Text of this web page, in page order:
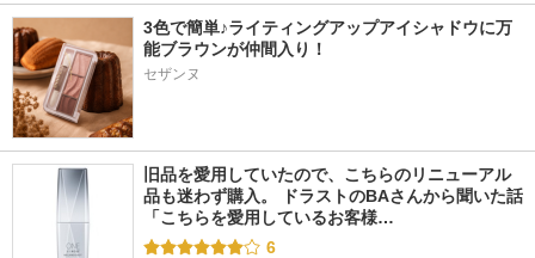
3色で簡単♪ライティングアップアイシャドウに万
能ブラウンが仲間入り！
セザンヌ
旧品を愛用していたので、こちらのリニューアル
品も迷わず購入。 ドラストのBAさんから聞いた話
「こちらを愛用しているお客様…
6